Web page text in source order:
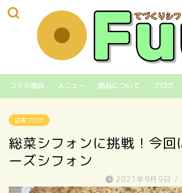
コラボ商品 メニュー 商品について ブログ
店長ブログ
総菜シフォンに挑戦！今回
ーズシフォン
2021年9月9日 /